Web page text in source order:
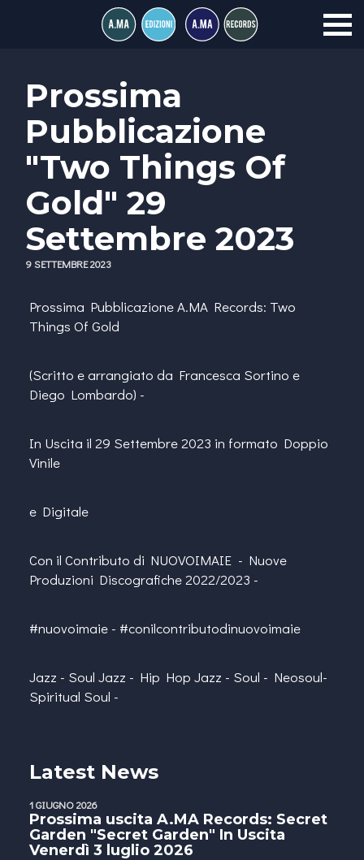
Prossima
Pubblicazione
"Two Things Of
Gold" 29
Settembre 2023
9 SETTEMBRE 2023
Prossima Pubblicazione A.MA Records: Two
Things Of Gold
(Scritto e arrangiato da Francesca Sortino e
Diego Lombardo) -
In Uscita il 29 Settembre 2023 in formato Doppio
Vinile
e Digitale
Con il Contributo di NUOVOIMAIE - Nuove
Produzioni Discografiche 2022/2023 -
#nuovoimaie - #conilcontributodinuovoimaie
Jazz - Soul Jazz - Hip Hop Jazz - Soul - Neosoul-
Spiritual Soul -
Latest News
1 GIUGNO 2026
Prossima uscita A.MA Records: Secret
Garden "Secret Garden" In Uscita
Venerdì 3 luglio 2026